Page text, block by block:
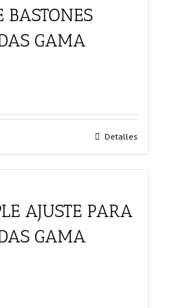
BASTONES
GAMA
Detalles
AJUSTE PARA
GAMA